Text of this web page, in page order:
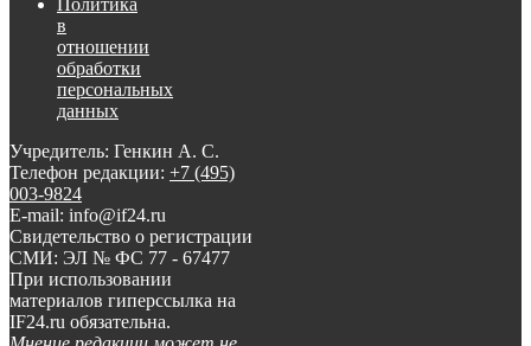
Политика
в
отношении
обработки
персональных
данных
Учредитель: Генкин А. С.
Телефон редакции: +7 (495)
003-9824
E-mail: info@if24.ru
Свидетельство о регистрации
СМИ: ЭЛ № ФС 77 - 67477
При использовании
материалов гиперссылка на
IF24.ru обязательна.